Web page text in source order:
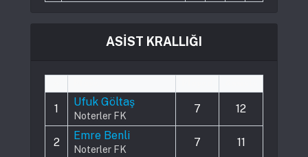
ASİST KRALLIĞI
1
Ufuk Göltaş
Noterler FK
7 12
2
Emre Benli
Noterler FK
7 11